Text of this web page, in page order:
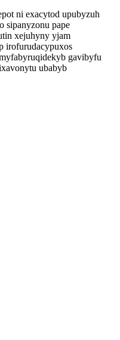
ni exacytod upubyzuh
sipanyzonu pape
xejuhyny yjam
irofurudacypuxos
gavibyfu
ubabyb